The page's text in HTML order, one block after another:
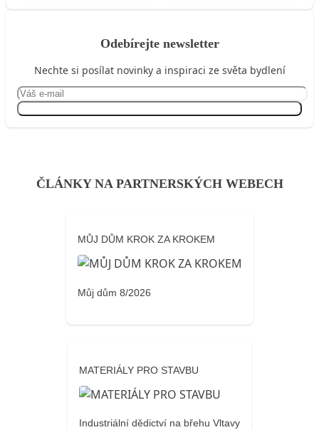
Odebírejte newsletter
Nechte si posílat novinky a inspiraci ze světa bydlení
ČLÁNKY NA PARTNERSKÝCH WEBECH
MŮJ DŮM KROK ZA KROKEM
Můj dům 8/2026
MATERIÁLY PRO STAVBU
Industriální dědictví na břehu Vltavy